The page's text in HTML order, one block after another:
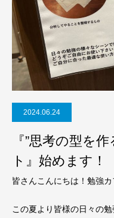
2024.06.24
『”思考の型を
ト』始めます！
皆さんこんにちは！勉強カ
この夏より皆様の日々の